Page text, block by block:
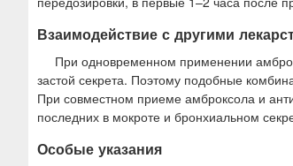
Взаимодействие с другими
При одновременном применении
застой секрета. Поэтому подобные
При совместном приеме амброксола и
последних в мокроте и бронхиальном
Особые указания